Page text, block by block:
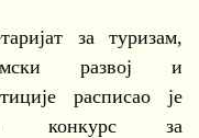
за туризам,
развој и
расписао је
конкурс за